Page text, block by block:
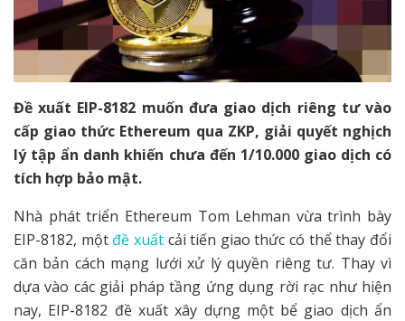
Đề xuất EIP-8182 muốn đưa giao dịch riêng tư vào
cấp giao thức Ethereum qua ZKP, giải quyết nghịch
lý tập ẩn danh khiến chưa đến 1/10.000 giao dịch có
tích hợp bảo mật.
Nhà phát triển Ethereum Tom Lehman vừa trình bày
EIP-8182, một đề xuấtcải tiến giao thức có thể thay đổi
căn bản cách mạng lưới xử lý quyền riêng tư. Thay vì
dựa vào các giải pháp tầng ứng dụng rời rạc như hiện
nay, EIP-8182 đề xuất xây dựng một bể giao dịch ẩn